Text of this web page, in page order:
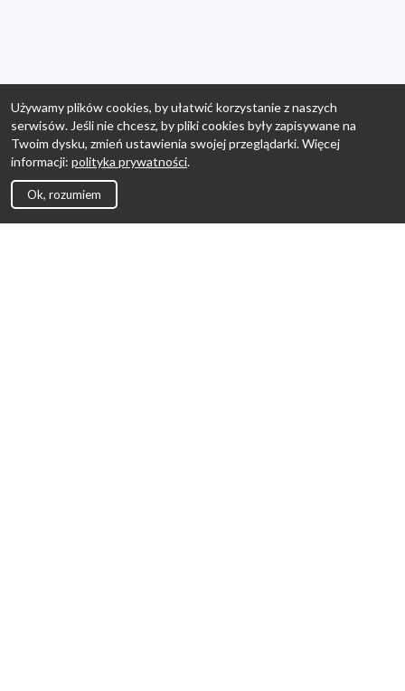
Używamy plików cookies, by ułatwić korzystanie z naszych
serwisów. Jeśli nie chcesz, by pliki cookies były zapisywane na
Twoim dysku, zmień ustawienia swojej przeglądarki. Więcej
informacji: polityka prywatności.
Ok, rozumiem